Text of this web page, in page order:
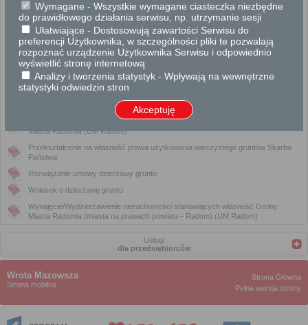
ZGODY WŁAŚCICIELSKIE
ZWROTY NIERUCHOMOŚCI
Sprzedaż nieruchomości gruntowej na rzecz jej użytkownika wieczystego
Przedłużenie umowy dzierżawy gruntu
Przekształcenie na własność prawa użytkowania wieczystego gruntów Gminy
Miasta Radomia (UM Radom)
Przekształcenie na własność prawa użytkowania wieczystego gruntów Skarbu
Państwa
Rozwiązanie umowy dzierżawy gruntu
Wniosek o dzierżawę gruntu
Wynajęcie/Wydzierżawienie nieruchomości stanowiących własność Gminy
Miasta Radomia (miasta na prawach powiatu – Radom) (UM Radom)
Usługi
dla przedsiębiorców
Wrota Mazowsza
Strona mobilna
Strona Główna
Pełna wersja strony
Wymagane - Wszystkie wymagane ciasteczka niezbędne
do prawidłowego działania serwisu, np. utrzymanie sesji
Ułatwiające - Dostosowują zawartości Serwisu do
preferencji Użytkownika, w szczególności pliki te pozwalają
rozpoznać urządzenie Użytkownika Serwisu i odpowiednio
wyświetlić stronę internetową
Analizy i tworzenia statystyk - Wpływają na wewnętrzne
statystyki odwiedzin stron
Akceptuję